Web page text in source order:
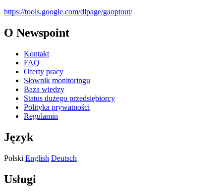
https://tools.google.com/dlpage/gaoptout/
O Newspoint
Kontakt
FAQ
Oferty pracy
Słownik monitoringu
Baza wiedzy
Status dużego przedsiębiorcy
Polityka prywatności
Regulamin
Język
Polski English Deutsch
Usługi